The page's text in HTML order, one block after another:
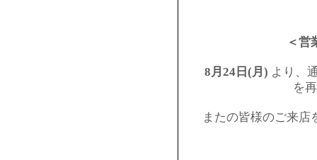
＜営
8月24日(月) より、
を
またの皆様のご来店